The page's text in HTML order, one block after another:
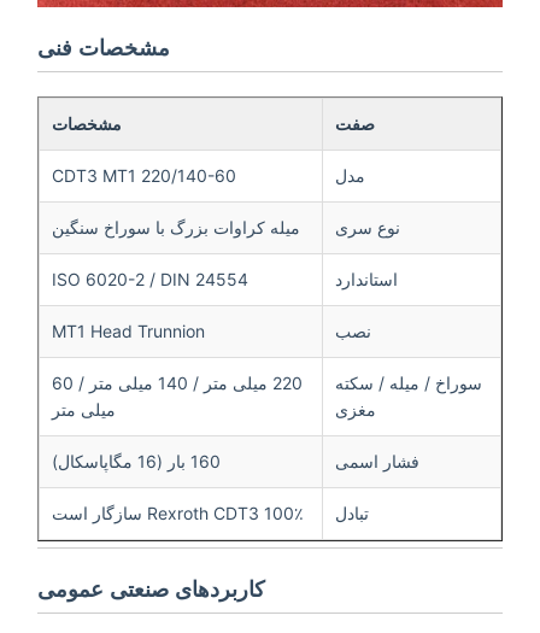
مشخصات فنی
صفت مشخصات
CDT3 MT1 220/140-60
نوع سری میله کراوات بزرگ با سوراخ سنگین
استاندارد ISO 6020-2 / DIN 24554
MT1 Head Trunnion
سوراخ / میله / سکته
مغزی
220 میلی متر / 140 میلی متر / 60
میلی متر
فشار اسمی
100٪ Rexroth CDT3 سازگار است
کاربردهای صنعتی عمومی